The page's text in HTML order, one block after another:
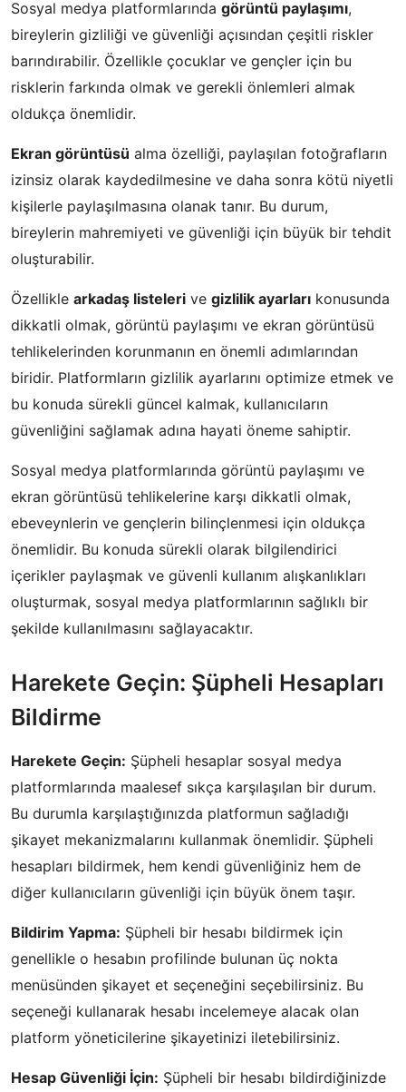
Sosyal medya platformlarında görüntü paylaşımı,
bireylerin gizliliği ve güvenliği açısından çeşitli riskler
barındırabilir. Özellikle çocuklar ve gençler için bu
risklerin farkında olmak ve gerekli önlemleri almak
oldukça önemlidir.
Ekran görüntüsü alma özelliği, paylaşılan fotoğrafların
izinsiz olarak kaydedilmesine ve daha sonra kötü niyetli
kişilerle paylaşılmasına olanak tanır. Bu durum,
bireylerin mahremiyeti ve güvenliği için büyük bir tehdit
oluşturabilir.
Özellikle arkadaş listeleri ve gizlilik ayarları konusunda
dikkatli olmak, görüntü paylaşımı ve ekran görüntüsü
tehlikelerinden korunmanın en önemli adımlarından
biridir. Platformların gizlilik ayarlarını optimize etmek ve
bu konuda sürekli güncel kalmak, kullanıcıların
güvenliğini sağlamak adına hayati öneme sahiptir.
Sosyal medya platformlarında görüntü paylaşımı ve
ekran görüntüsü tehlikelerine karşı dikkatli olmak,
ebeveynlerin ve gençlerin bilinçlenmesi için oldukça
önemlidir. Bu konuda sürekli olarak bilgilendirici
içerikler paylaşmak ve güvenli kullanım alışkanlıkları
oluşturmak, sosyal medya platformlarının sağlıklı bir
şekilde kullanılmasını sağlayacaktır.
Harekete Geçin: Şüpheli Hesapları
Bildirme
Harekete Geçin: Şüpheli hesaplar sosyal medya
platformlarında maalesef sıkça karşılaşılan bir durum.
Bu durumla karşılaştığınızda platformun sağladığı
şikayet mekanizmalarını kullanmak önemlidir. Şüpheli
hesapları bildirmek, hem kendi güvenliğiniz hem de
diğer kullanıcıların güvenliği için büyük önem taşır.
Bildirim Yapma: Şüpheli bir hesabı bildirmek için
genellikle o hesabın profilinde bulunan üç nokta
menüsünden şikayet et seçeneğini seçebilirsiniz. Bu
seçeneği kullanarak hesabı incelemeye alacak olan
platform yöneticilerine şikayetinizi iletebilirsiniz.
Hesap Güvenliği İçin: Şüpheli bir hesabı bildirdiğinizde